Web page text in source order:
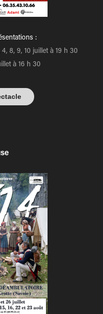
:
4, 8, 9, 10 juillet à 19 h 30
à 16 h 30